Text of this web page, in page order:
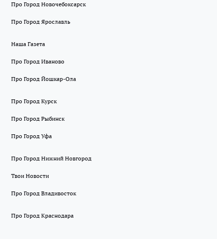
Про Город Новочебоксарск
Про Город Ярославль
Наша Газета
Про Город Иваново
Про Город Йошкар-Ола
Про Город Курск
Про Город Рыбинск
Про Город Уфа
Про Город Нижний Новгород
Твои Новости
Про Город Владивосток
Про Город Краснодара